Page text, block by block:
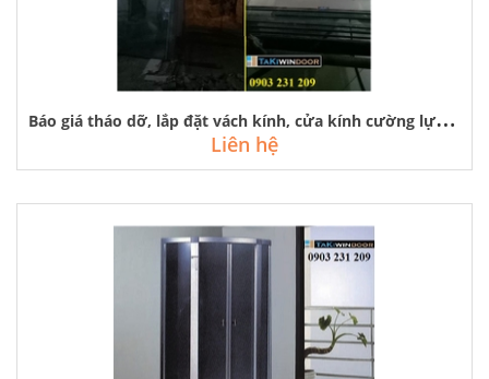
B
áo giá tháo dỡ, lắp đặt vách kính, cửa kính cường lực tại royal city
Liên hệ